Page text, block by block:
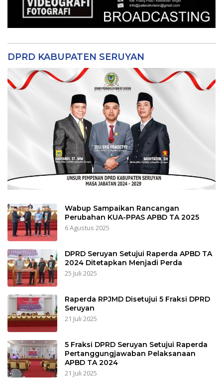
DPRD KABUPATEN SERUYAN
Wabup Sampaikan Rancangan
Perubahan KUA-PPAS APBD TA 2025
6 Agustus 2025
DPRD Seruyan Setujui Raperda APBD TA
2024 Ditetapkan Menjadi Perda
25 Juli 2025
Raperda RPJMD Disetujui 5 Fraksi DPRD
Seruyan
21 Juli 2025
5 Fraksi DPRD Seruyan Setujui Raperda
Pertanggungjawaban Pelaksanaan
APBD TA 2024
21 Juli 2025